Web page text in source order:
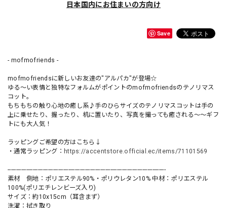
日本国内にお住まいの方向け
Save
- mofmofriends -
mofmofriendsに新しいお友達の"アルパカ"が登場☆
ゆる〜い表情と独特なフォルムがポイントのmofmofriendsのテノリマス
コット。
もちもちの触り心地の癒し系♪手のひらサイズのテノリマスコットは手の
上に乗せたり、握ったり、机に置いたり、写真を撮っても癒される〜〜ギフ
トにも大人気！
ラッピングご希望の方はこちら↓
・通常ラッピング： https://accentstore.official.ec/items/71101569
----------------------------------------------------------------------------------------------
素材 側地：ポリエステル90%・ポリウレタン10% 中材：ポリエステル
100%(ポリエチレンビーズ入り)
サイズ：約10x15cm（耳含まず）
洗濯：拭き取り